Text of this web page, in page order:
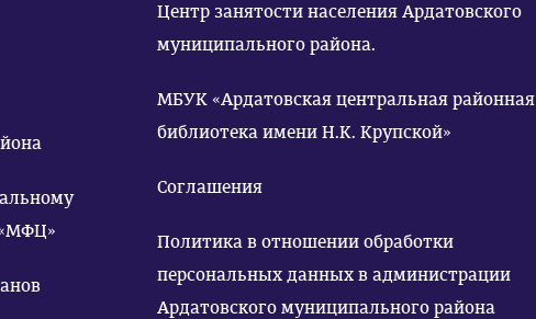
Центр занятости населения Ардатовского
муниципального района.
МБУК «Ардатовская центральная районная
библиотека имени Н.К. Крупской»
Соглашения
Политика в отношении обработки
персональных данных в администрации
Ардатовского муниципального района